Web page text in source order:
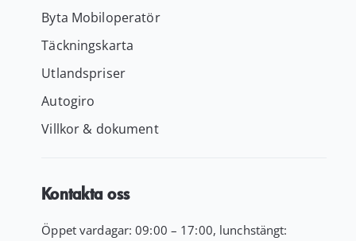
Byta Mobiloperatör
Täckningskarta
Utlandspriser
Autogiro
Villkor & dokument
Kontakta oss
Öppet vardagar: 09:00 – 17:00, lunchstängt: